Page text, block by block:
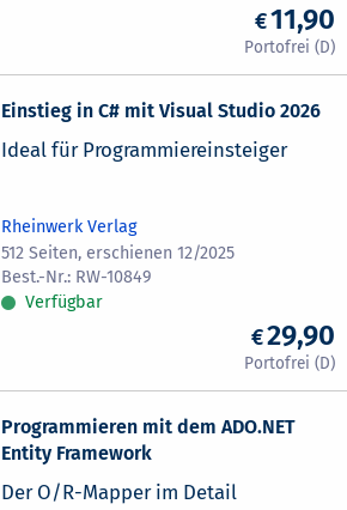
11,90
Einstieg in C# mit Visual Studio 2026
Ideal für Programmiereinsteiger
Rheinwerk Verlag
512 Seiten, erschienen 12/2025
RW-10849
Verfügbar
29,90
Programmieren mit dem ADO.NET
Entity Framework
Der O/R-Mapper im Detail